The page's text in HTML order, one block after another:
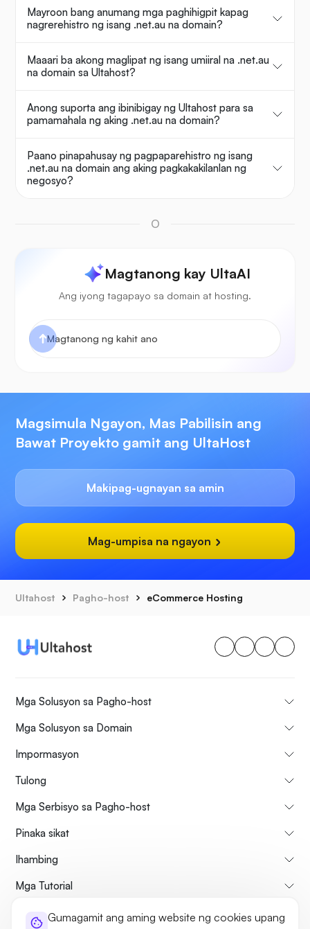
Gumagamit ang aming website ng cookies upang
Mayroon bang anumang mga paghihigpit kapag
nagrerehistro ng isang .net.au na domain?
Maaari ba akong maglipat ng isang umiiral na .net.au
na domain sa Ultahost?
Anong suporta ang ibinibigay ng Ultahost para sa
pamamahala ng aking .net.au na domain?
Paano pinapahusay ng pagpaparehistro ng isang
.net.au na domain ang aking pagkakakilanlan ng
negosyo?
O
Magtanong kay UltaAI
Ang iyong tagapayo sa domain at hosting.
Magsimula Ngayon, Mas Pabilisin ang
Bawat Proyekto gamit ang UltaHost
Makipag-ugnayan sa amin
Mag-umpisa na ngayon
Ultahost Pagho-host eCommerce Hosting
Mga Solusyon sa Pagho-host
Mga Solusyon sa Domain
Impormasyon
Tulong
Mga Serbisyo sa Pagho-host
Pinaka sikat
Ihambing
Mga Tutorial